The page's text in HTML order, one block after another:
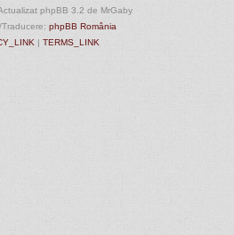
phpBB 3.2 de MrGaby
phpBB România
| TERMS_LINK